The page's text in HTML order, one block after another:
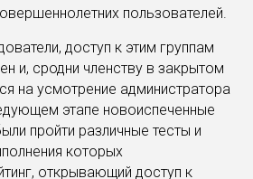
пользователей.
доступ к этим группам
и, сродни членству в закрытом
на усмотрение администратора
этапе новоиспеченные
пройти различные тесты и
которых
открывающий доступ к